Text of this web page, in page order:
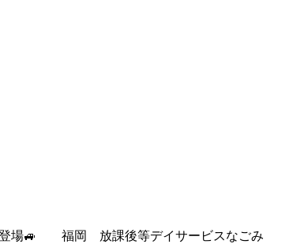
登場🚙 福岡 放課後等デイサービスなごみ